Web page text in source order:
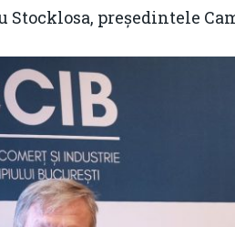
Stocklosa, președintele